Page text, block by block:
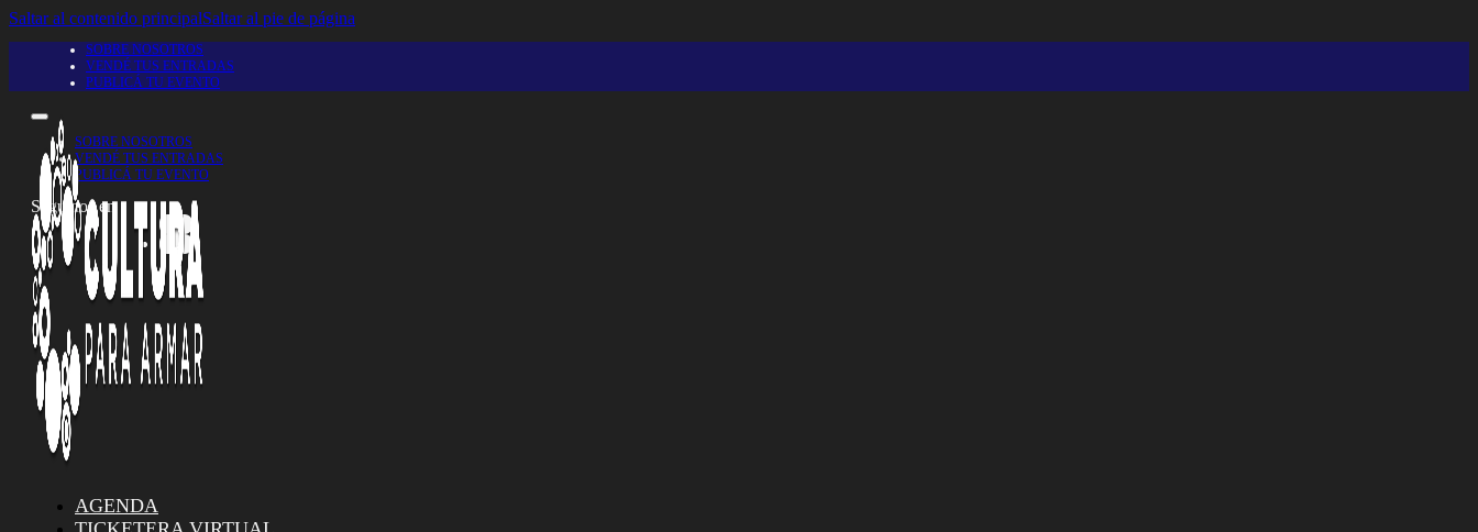
Saltar al contenido principalSaltar al pie de página
SOBRE NOSOTROS
VENDÉ TUS ENTRADAS
PUBLICÁ TU EVENTO
SOBRE NOSOTROS
VENDÉ TUS ENTRADAS
PUBLICÁ TU EVENTO
Seguinos en
AGENDA